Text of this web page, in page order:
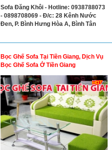
Sofa Đăng Khôi - Hotline: 0938788073
- 0898708069 - Đ/c: 28 Kênh Nước
Đen, P. Bình Hưng Hòa A, Bình Tân
Bọc Ghế Sofa Tại Tiền Giang, Dịch Vụ
Bọc Ghế Sofa Ở Tiền Giang